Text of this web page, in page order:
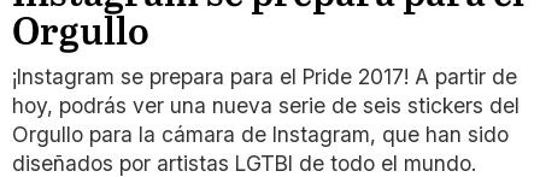
Orgullo
¡Instagram se prepara para el Pride 2017! A partir de
hoy, podrás ver una nueva serie de seis stickers del
Orgullo para la cámara de Instagram, que han sido
diseñados por artistas LGTBI de todo el mundo.